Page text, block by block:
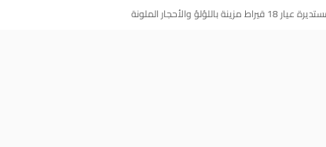
باللؤلؤ والأحجار الملونة